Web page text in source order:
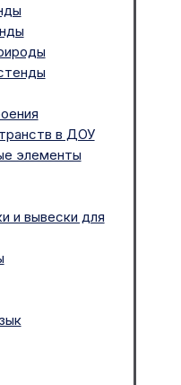
в ДОУ
элементы
и вывески для